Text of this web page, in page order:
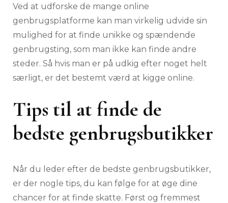
Ved at udforske de mange online
genbrugsplatforme kan man virkelig udvide sin
mulighed for at finde unikke og spændende
genbrugsting, som man ikke kan finde andre
steder. Så hvis man er på udkig efter noget helt
særligt, er det bestemt værd at kigge online.
Tips til at finde de
bedste genbrugsbutikker
Når du leder efter de bedste genbrugsbutikker,
er der nogle tips, du kan følge for at øge dine
chancer for at finde skatte. Først og fremmest